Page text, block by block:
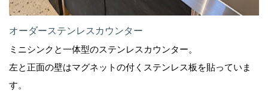
オーダーステンレスカウンター
ミニシンクと一体型のステンレスカウンター。
左と正面の壁はマグネットの付くステンレス板を貼っていま
す。